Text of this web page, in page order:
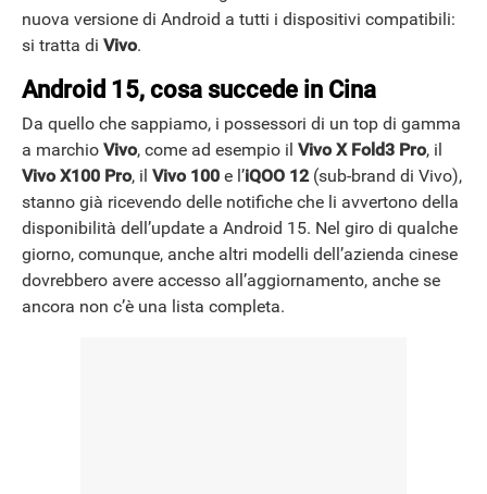
nuova versione di Android a tutti i dispositivi compatibili:
si tratta di Vivo.
Android 15, cosa succede in Cina
Da quello che sappiamo, i possessori di un top di gamma
a marchio Vivo, come ad esempio il Vivo X Fold3 Pro, il
Vivo X100 Pro, il Vivo 100 e l’iQOO 12(sub-brand di Vivo),
stanno già ricevendo delle notifiche che li avvertono della
disponibilità dell’update a Android 15. Nel giro di qualche
giorno, comunque, anche altri modelli dell’azienda cinese
dovrebbero avere accesso all’aggiornamento, anche se
ancora non c’è una lista completa.